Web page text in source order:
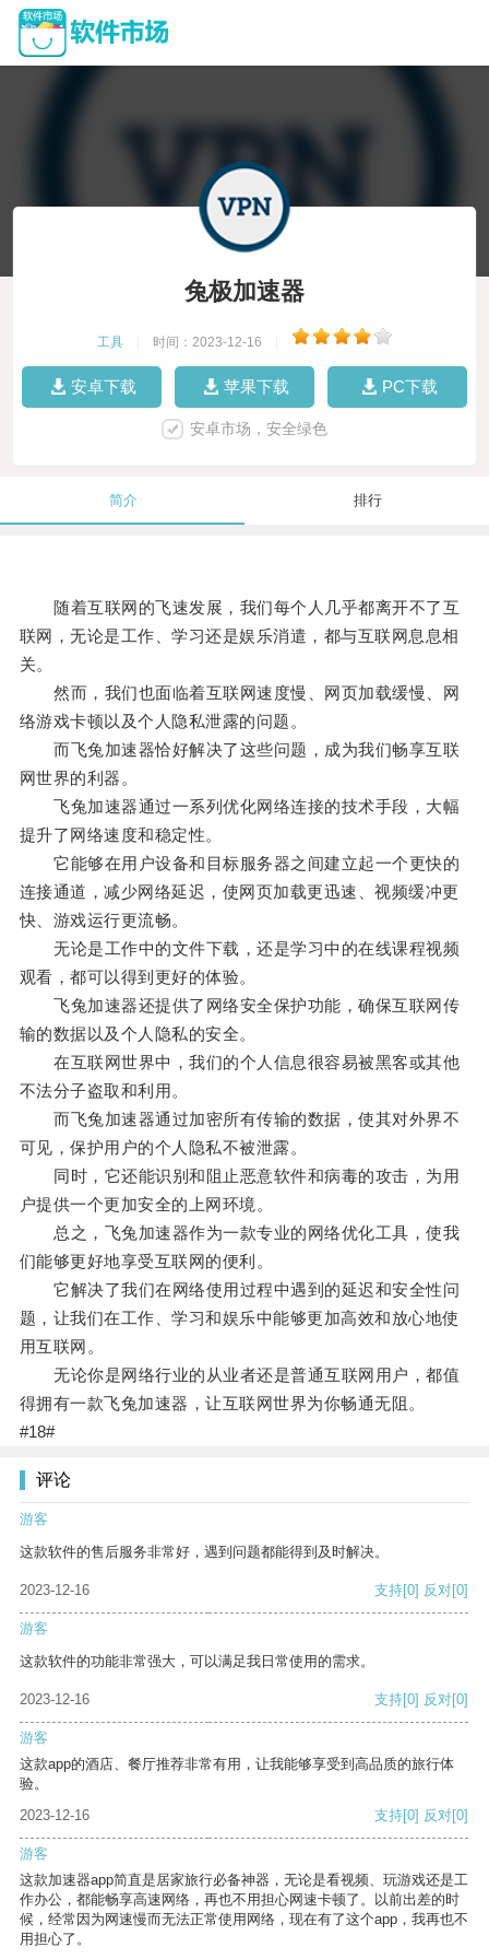
兔极加速器
工具 时间：2023-12-16
安卓下载 苹果下载 PC下载
安卓市场，安全绿色
简介 排行
随着互联网的飞速发展，我们每个人几乎都离开不了互
联网，无论是工作、学习还是娱乐消遣，都与互联网息息相
关。
然而，我们也面临着互联网速度慢、网页加载缓慢、网
络游戏卡顿以及个人隐私泄露的问题。
而飞兔加速器恰好解决了这些问题，成为我们畅享互联
网世界的利器。
飞兔加速器通过一系列优化网络连接的技术手段，大幅
提升了网络速度和稳定性。
它能够在用户设备和目标服务器之间建立起一个更快的
连接通道，减少网络延迟，使网页加载更迅速、视频缓冲更
快、游戏运行更流畅。
无论是工作中的文件下载，还是学习中的在线课程视频
观看，都可以得到更好的体验。
飞兔加速器还提供了网络安全保护功能，确保互联网传
输的数据以及个人隐私的安全。
在互联网世界中，我们的个人信息很容易被黑客或其他
不法分子盗取和利用。
而飞兔加速器通过加密所有传输的数据，使其对外界不
可见，保护用户的个人隐私不被泄露。
同时，它还能识别和阻止恶意软件和病毒的攻击，为用
户提供一个更加安全的上网环境。
总之，飞兔加速器作为一款专业的网络优化工具，使我
们能够更好地享受互联网的便利。
它解决了我们在网络使用过程中遇到的延迟和安全性问
题，让我们在工作、学习和娱乐中能够更加高效和放心地使
用互联网。
无论你是网络行业的从业者还是普通互联网用户，都值
得拥有一款飞兔加速器，让互联网世界为你畅通无阻。
#18#
评论
游客
这款软件的售后服务非常好，遇到问题都能得到及时解决。
2023-12-16 支持[0] 反对[0]
游客
这款软件的功能非常强大，可以满足我日常使用的需求。
2023-12-16 支持[0] 反对[0]
游客
这款app的酒店、餐厅推荐非常有用，让我能够享受到高品质的旅行体
验。
2023-12-16
支持[0] 反对[0]
游客
这款加速器app简直是居家旅行必备神器，无论是看视频、玩游戏还是工
作办公，都能畅享高速网络，再也不用担心网速卡顿了。以前出差的时
候，经常因为网速慢而无法正常使用网络，现在有了这个app，我再也不
用担心了。